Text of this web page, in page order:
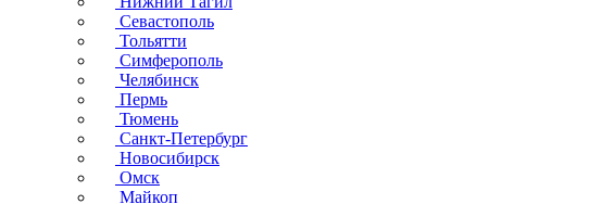
Севастополь
Тольятти
Симферополь
Челябинск
Пермь
Тюмень
Санкт-Петербург
Новосибирск
Омск
Майкоп